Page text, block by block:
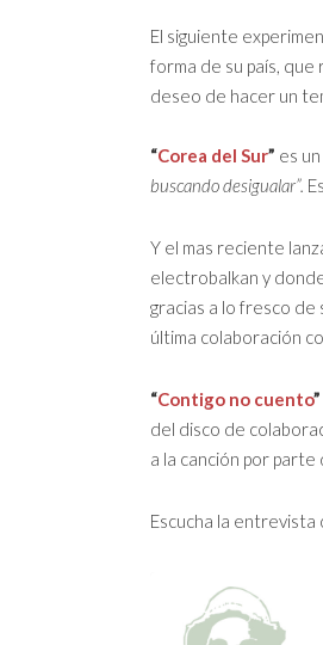
El siguiente
forma de su país,
deseo de hacer un
“Corea del Sur” es
buscando desigualar”.
Y el mas reciente
electrobalkan y
gracias a lo fresco de
última colaboración
“Contigo no cuento”
del disco de
a la canción por parte
Escucha la entrevista